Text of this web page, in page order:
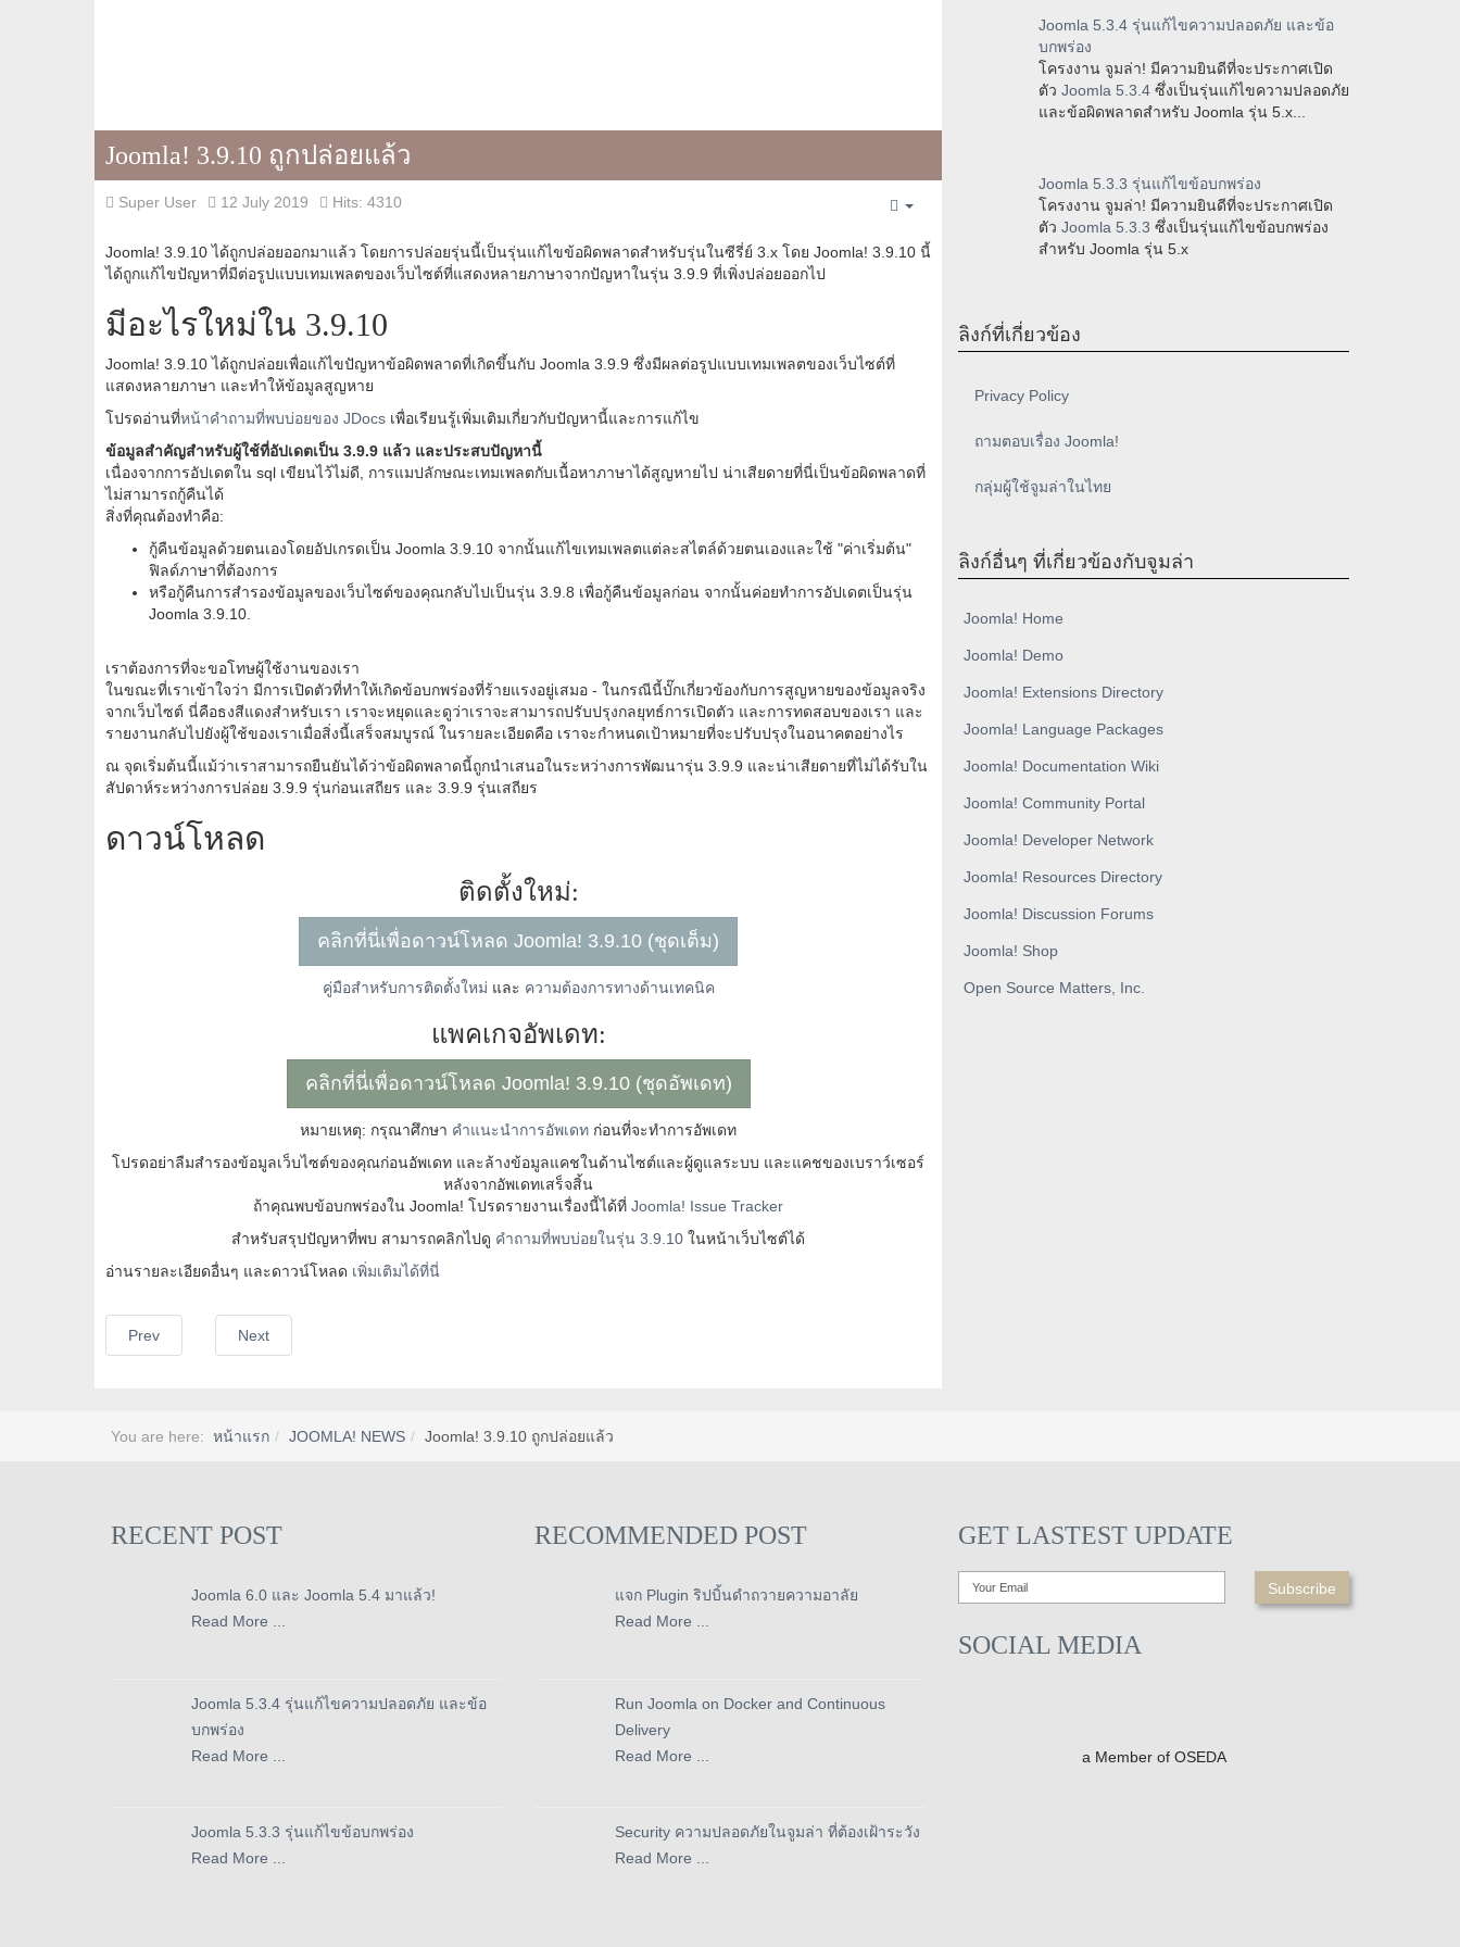
Joomla! 3.9.10 ถูกปล่อยแล้ว
Super User 12 July 2019
Hits: 4310
Joomla! 3.9.10 ได้ถูกปล่อยออกมาแล้ว โดยการปล่อยรุ่นนี้เป็นรุ่นแก้ไขข้อผิดพลาดสำหรับรุ่นในซีรี่ย์ 3.x โดย Joomla! 3.9.10 นี้
ได้ถูกแก้ไขปัญหาที่มีต่อรูปแบบเทมเพลตของเว็บไซต์ที่แสดงหลายภาษาจากปัญหาในรุ่น 3.9.9 ที่เพิ่งปล่อยออกไป
มีอะไรใหม่ใน 3.9.10
Joomla! 3.9.10 ได้ถูกปล่อยเพื่อแก้ไขปัญหาข้อผิดพลาดที่เกิดขึ้นกับ Joomla 3.9.9 ซึ่งมีผลต่อรูปแบบเทมเพลตของเว็บไซต์ที่
แสดงหลายภาษา และทำให้ข้อมูลสูญหาย
โปรดอ่านที่หน้าคำถามที่พบบ่อยของ JDocs เพื่อเรียนรู้เพิ่มเติมเกี่ยวกับปัญหานี้และการแก้ไข
ข้อมูลสำคัญสำหรับผู้ใช้ที่อัปเดตเป็น 3.9.9 แล้ว และประสบปัญหานี้
เนื่องจากการอัปเดตใน sql เขียนไว้ไม่ดี, การแมปลักษณะเทมเพลตกับเนื้อหาภาษาได้สูญหายไป น่าเสียดายที่นี่เป็นข้อผิดพลาดที่
ไม่สามารถกู้คืนได้
สิ่งที่คุณต้องทำคือ:
กู้คืนข้อมูลด้วยตนเองโดยอัปเกรดเป็น Joomla 3.9.10 จากนั้นแก้ไขเทมเพลตแต่ละสไตล์ด้วยตนเองและใช้ "ค่าเริ่มต้น"
ฟิลด์ภาษาที่ต้องการ
หรือกู้คืนการสำรองข้อมูลของเว็บไซต์ของคุณกลับไปเป็นรุ่น 3.9.8 เพื่อกู้คืนข้อมูลก่อน จากนั้นค่อยทำการอัปเดตเป็นรุ่น
Joomla 3.9.10.
เราต้องการที่จะขอโทษผู้ใช้งานของเรา
ในขณะที่เราเข้าใจว่า มีการเปิดตัวที่ทำให้เกิดข้อบกพร่องที่ร้ายแรงอยู่เสมอ - ในกรณีนี้บั๊กเกี่ยวข้องกับการสูญหายของข้อมูลจริง
จากเว็บไซต์ นี่คือธงสีแดงสำหรับเรา เราจะหยุดและดูว่าเราจะสามารถปรับปรุงกลยุทธ์การเปิดตัว และการทดสอบของเรา และ
รายงานกลับไปยังผู้ใช้ของเราเมื่อสิ่งนี้เสร็จสมบูรณ์ ในรายละเอียดคือ เราจะกำหนดเป้าหมายที่จะปรับปรุงในอนาคตอย่างไร
ณ จุดเริ่มต้นนี้แม้ว่าเราสามารถยืนยันได้ว่าข้อผิดพลาดนี้ถูกนำเสนอในระหว่างการพัฒนารุ่น 3.9.9 และน่าเสียดายที่ไม่ได้รับใน
สัปดาห์ระหว่างการปล่อย 3.9.9 รุ่นก่อนเสถียร และ 3.9.9 รุ่นเสถียร
ดาวน์โหลด
ติดตั้งใหม่:
คลิกที่นี่เพื่อดาวน์โหลด Joomla! 3.9.10 (ชุดเต็ม)
คู่มือสำหรับการติดตั้งใหม่ และ ความต้องการทางด้านเทคนิค
แพคเกจอัพเดท:
คลิกที่นี่เพื่อดาวน์โหลด Joomla! 3.9.10 (ชุดอัพเดท)
หมายเหตุ: กรุณาศึกษา คำแนะนำการอัพเดท ก่อนที่จะทำการอัพเดท
โปรดอย่าลืมสำรองข้อมูลเว็บไซต์ของคุณก่อนอัพเดท และล้างข้อมูลแคชในด้านไซต์และผู้ดูแลระบบ และแคชของเบราว์เซอร์
หลังจากอัพเดทเสร็จสิ้น
ถ้าคุณพบข้อบกพร่องใน Joomla! โปรดรายงานเรื่องนี้ได้ที่ Joomla! Issue Tracker
สำหรับสรุปปัญหาที่พบ สามารถคลิกไปดู คำถามที่พบบ่อยในรุ่น 3.9.10 ในหน้าเว็บไซต์ได้
อ่านรายละเอียดอื่นๆ และดาวน์โหลด เพิ่มเติมได้ที่นี่
Prev Next
Joomla 5.3.4 รุ่นแก้ไขความปลอดภัย และข้อ
บกพร่อง
โครงงาน จูมล่า! มีความยินดีที่จะประกาศเปิด
ตัว Joomla 5.3.4 ซึ่งเป็นรุ่นแก้ไขความปลอดภัย
และข้อผิดพลาดสำหรับ Joomla รุ่น 5.x...
Joomla 5.3.3 รุ่นแก้ไขข้อบกพร่อง
โครงงาน จูมล่า! มีความยินดีที่จะประกาศเปิด
ตัว Joomla 5.3.3 ซึ่งเป็นรุ่นแก้ไขข้อบกพร่อง
สำหรับ Joomla รุ่น 5.x
ลิงก์ที่เกี่ยวข้อง
Privacy Policy
ถามตอบเรื่อง Joomla!
กลุ่มผู้ใช้จูมล่าในไทย
ลิงก์อื่นๆ ที่เกี่ยวข้องกับจูมล่า
Joomla! Home
Joomla! Demo
Joomla! Extensions Directory
Joomla! Language Packages
Joomla! Documentation Wiki
Joomla! Community Portal
Joomla! Developer Network
Joomla! Resources Directory
Joomla! Discussion Forums
Joomla! Shop
Open Source Matters, Inc.
You are here: หน้าแรก JOOMLA! NEWS Joomla! 3.9.10 ถูกปล่อยแล้ว
RECENT POST
Joomla 6.0 และ Joomla 5.4 มาแล้ว!
Read More ...
Joomla 5.3.4 รุ่นแก้ไขความปลอดภัย และข้อ
บกพร่อง
Read More ...
Joomla 5.3.3 รุ่นแก้ไขข้อบกพร่อง
Read More ...
RECOMMENDED POST
แจก Plugin ริปบิ้นดำถวายความอาลัย
Read More ...
Run Joomla on Docker and Continuous
Delivery
Read More ...
Security ความปลอดภัยในจูมล่า ที่ต้องเฝ้าระวัง
Read More ...
GET LASTEST UPDATE
SOCIAL MEDIA
a Member of OSEDA